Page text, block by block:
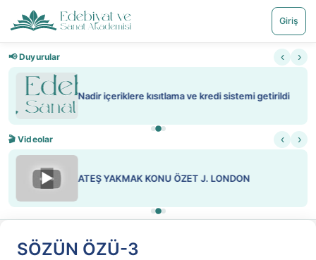
Giriş
📢 Duyurular ‹ ›
Nadir içeriklere kısıtlama ve kredi sistemi getirildi
🎬 Videolar ‹ ›
▶ ATEŞ YAKMAK KONU ÖZET J. LONDON
SÖZÜN ÖZÜ-3